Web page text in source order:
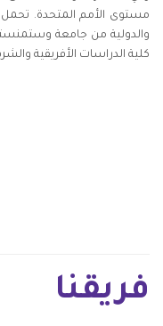
مستوى الأمم المتحدة. تحمل
والدولية من جامعة
كلية الدراسات الأفريقية
فريقنا